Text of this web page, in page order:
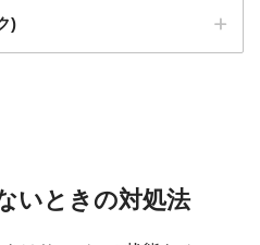
)
いときの対処法